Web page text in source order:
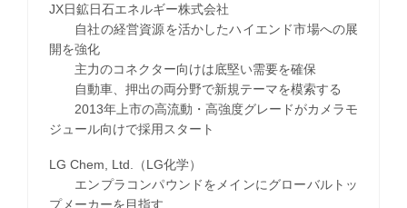
JX日鉱日石エネルギー株式会社
自社の経営資源を活かしたハイエンド市場への展
開を強化
主力のコネクター向けは底堅い需要を確保
自動車、押出の両分野で新規テーマを模索する
2013年上市の高流動・高強度グレードがカメラモ
ジュール向けで採用スタート
LG Chem, Ltd.（LG化学）
エンプラコンパウンドをメインにグローバルトッ
プメーカーを目指す